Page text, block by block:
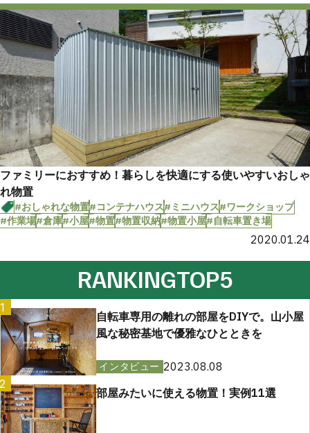
ファミリーにおすすめ！暮らしを快適にする使いやすいおしゃ
れ物置
#おしゃれな物置#コンテナハウス#ミニハウス#ワークショップ
#作業場#倉庫#小屋#物置#物置収納#物置小屋#自転車置き場
2020.01.24
RANKINGTOP5
1
自転車専用の離れの部屋をDIYで。山小屋
風な秘密基地で優雅なひとときを
インタビュー 2023.08.08
2
部屋みたいに使える物置！実例11選